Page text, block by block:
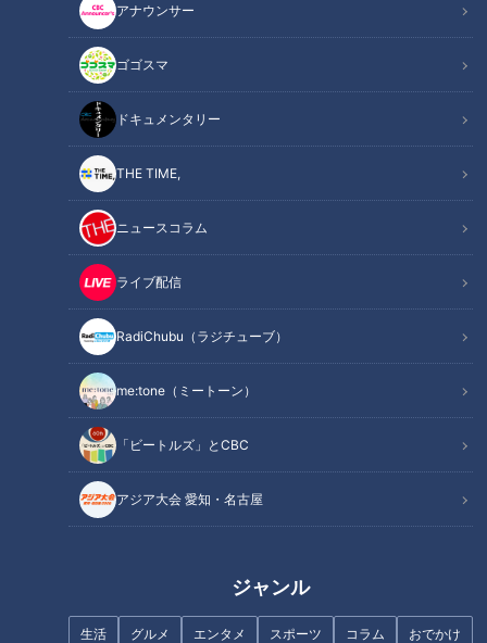
アナウンサー
ゴゴスマ
ドキュメンタリー
THE TIME,
ニュースコラム
ライブ配信
RadiChubu（ラジチューブ）
me:tone（ミートーン）
「ビートルズ」とCBC
アジア大会 愛知・名古屋
ジャンル
生活 グルメ エンタメ スポーツ コラム おでかけ
【北海道】最果て・野付半島の
立入禁止エリアでまさかの…
【道との遭遇】
路跡！当時のトロッコレール発
見で道マニアも感動！“廃道”を
地図にのらなかった“幻の道”
悲しい運命を辿った群馬県の山
中に眠る「数坂隧道」とは
駆け抜ける！公道を猛スピード
で走るラリージャパンのコース
【道マニア】兵庫・宝塚市のイ
との遭遇】